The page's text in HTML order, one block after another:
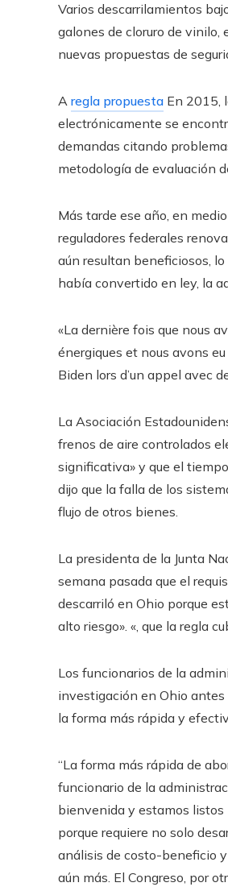
Varios descarrilamientos
galones de cloruro de
nuevas propuestas de
A regla propuesta En 2015,
electrónicamente se
demandas citando
metodología de evaluación
Más tarde ese año, en
reguladores federales
aún resultan beneficiosos,
había convertido en ley, la
«La dernière fois que nous
énergiques et nous avons
Biden lors d’un appel avec
La Asociación
frenos de aire controlados
significativa» y que el
dijo que la falla de los
flujo de otros bienes.
La presidenta de la Junta
semana pasada que el
descarriló en Ohio porque
alto riesgo». «, que la regla
Los funcionarios de la
investigación en Ohio antes
la forma más rápida y
“La forma más rápida de
funcionario de la
bienvenida y estamos listos
porque requiere no solo
análisis de costo-beneficio
aún más. El Congreso, por